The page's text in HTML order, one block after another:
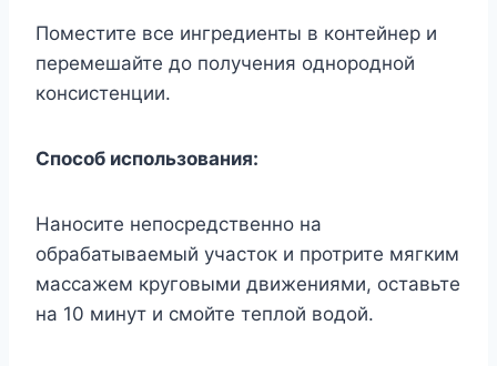
Поместите все ингредиенты в контейнер и
перемешайте до получения однородной
консистенции.
Способ использования:
Наносите непосредственно на
обрабатываемый участок и протрите мягким
массажем круговыми движениями, оставьте
на 10 минут и смойте теплой водой.